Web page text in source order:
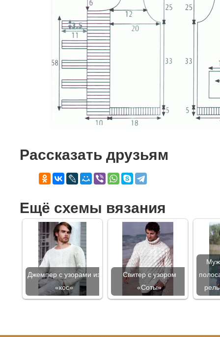
Рассказать друзьям
Ещё схемы вязания
Джемпер с узорами из
«кос»
Свитер с узором
«Соты»